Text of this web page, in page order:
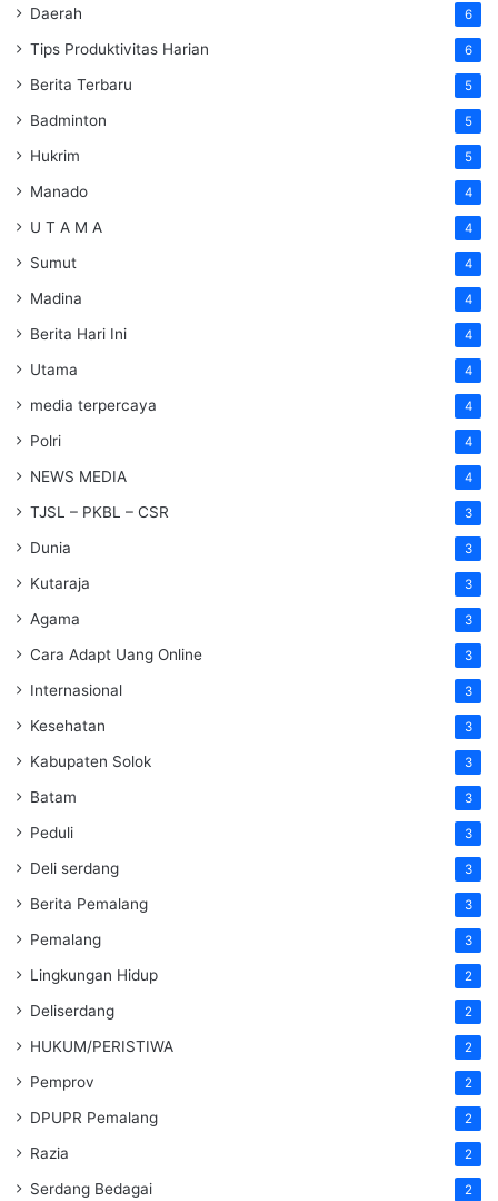
Daerah 6
Tips Produktivitas Harian 6
Berita Terbaru 5
Badminton 5
Hukrim 5
Manado 4
U T A M A 4
Sumut 4
Madina 4
Berita Hari Ini 4
Utama 4
media terpercaya 4
Polri 4
NEWS MEDIA 4
TJSL – PKBL – CSR 3
Dunia 3
Kutaraja 3
Agama 3
Cara Adapt Uang Online 3
Internasional 3
Kesehatan 3
Kabupaten Solok 3
Batam 3
Peduli 3
Deli serdang 3
Berita Pemalang 3
Pemalang 3
Lingkungan Hidup 2
Deliserdang 2
HUKUM/PERISTIWA 2
Pemprov 2
DPUPR Pemalang 2
Razia 2
Serdang Bedagai 2